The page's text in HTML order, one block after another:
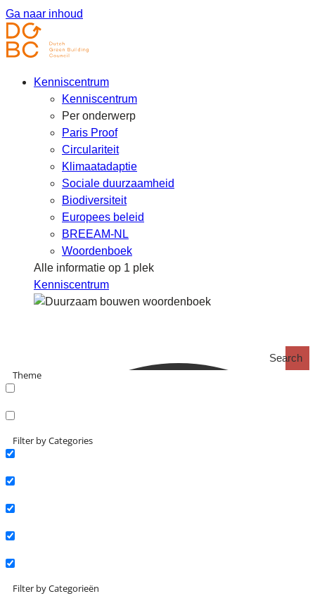
Ga naar inhoud
Kenniscentrum
Kenniscentrum
Per onderwerp
Paris Proof
Circulariteit
Klimaatadaptie
Sociale duurzaamheid
Biodiversiteit
Europees beleid
BREEAM-NL
Woordenboek
Alle informatie op 1 plek
Kenniscentrum
Search
Theme
Filter by Categories
Filter by Categorieën